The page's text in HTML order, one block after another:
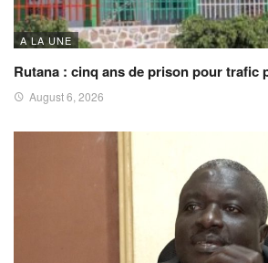
A LA UNE
Rutana : cinq ans de prison pour trafic
August 6, 2026